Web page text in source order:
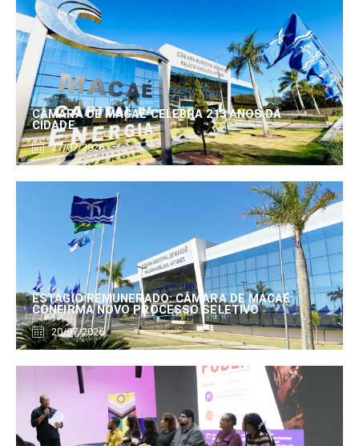
CÂMARA DE MACAÉ CELEBRA 213 ANOS DA
CIDADE
27/07/2026
ESTÁGIO REMUNERADO: CÂMARA DE MACAÉ
CONFIRMA NOVO PROCESSO SELETIVO
20/07/2026